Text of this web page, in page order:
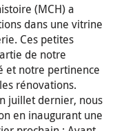
(MCH) a
dans une vitrine
Ces petites
de notre
et notre pertinence
rénovations.
juillet dernier, nous
en inaugurant une